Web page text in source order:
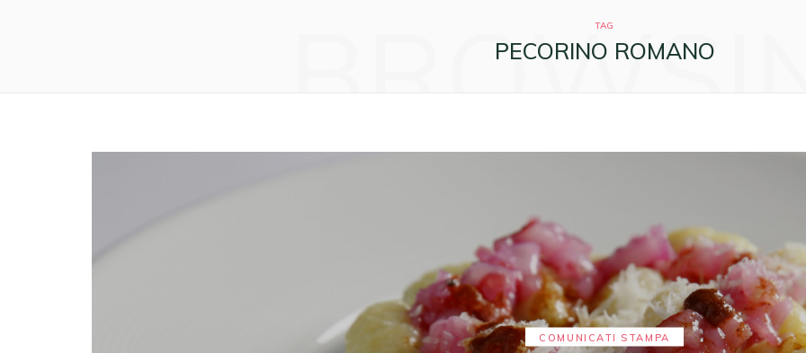
TAG
PECORINO ROMANO
COMUNICATI STAMPA